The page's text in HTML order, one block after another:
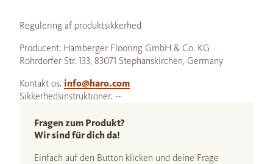
Regulering af produktsikkerhed
Producent: Hamberger Flooring GmbH & Co. KG
Rohrdorfer Str. 133, 83071 Stephanskirchen, Germany
Kontakt os: info@haro.com
Sikkerhedsinstruktioner: --
Fragen zum Produkt?
Wir sind für dich da!
Einfach auf den Button klicken und deine Frage